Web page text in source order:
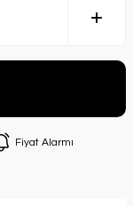
Fiyat Alarmı